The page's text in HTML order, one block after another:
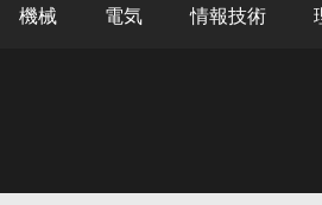
機械 電気 情報技術